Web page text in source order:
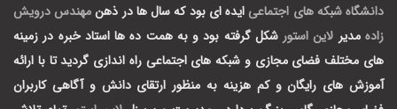
دانشگاه شبکه های اجتماعی ایده ای بود که سال ها در ذهنمهندس درویش
زاده مدیر لاین استور شکل گرفته بود و به همت ده ها استاد خبره در زمینه
های مختلف فضای مجازی و شبکه های اجتماعی راه اندازی گردید تا با ارائه
آموزش های رایگان و کم هزینه به منظور ارتقای دانش و آگاهی کاربران